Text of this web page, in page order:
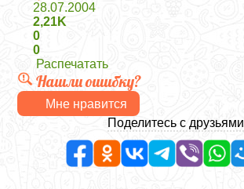
28.07.2004
2,21K
0
0
Распечатать
Нашли ошибку?
Мне нравится
Поделитесь с друзьями